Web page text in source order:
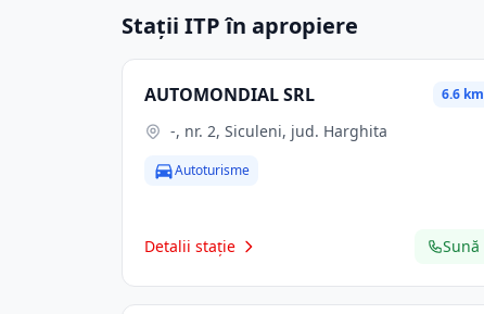
Stații ITP în apropiere
AUTOMONDIAL SRL 6.6 km
-, nr. 2, Siculeni, jud. Harghita
Autoturisme
Detalii stație Sună